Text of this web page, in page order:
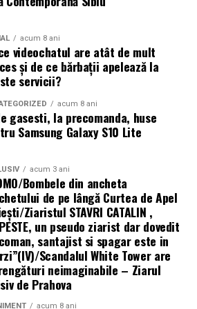
al endometriozei
analogi GnRH)
și nu trebuie recomandat cu
de sarcină. Suprimarea
ovariană și, implicit, orice
pe durata tratamentului.
folosiți uneoripreoperatorpentru
leziunilor (facilitând
pentru a preveni recurența
de fertilitate în sine.
femeile cu endometrioză și
infertilitate garantată.
inclusiv stadii avansate,
sau cu ajutorul tratamentelor
decalaj
ale
—
100%
și
reală a
de a livra
unde se
lucrările.
acum 8 ani
videochatul are atât de mult
și de ce bărbații apelează la
servicii?
acum 8 ani
gasesti, la precomanda, huse
Samsung Galaxy S10 Lite
acum 3 ani
Bombele din ancheta
de pe lângă Curtea de Apel
Ziaristul STAVRI CATALIN ,
un pseudo ziarist dar dovedit
santajist si spagar este in
Scandalul White Tower are
neimaginabile – Ziarul
de Prahova
acum 8 ani